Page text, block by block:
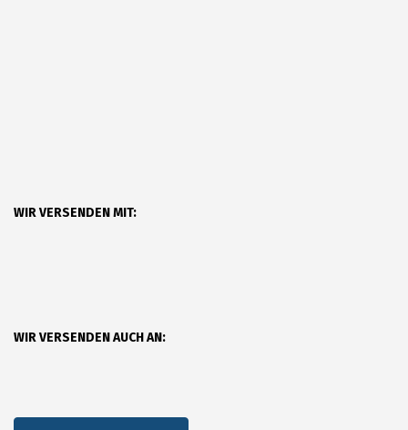
WIR VERSENDEN MIT:
WIR VERSENDEN AUCH AN: